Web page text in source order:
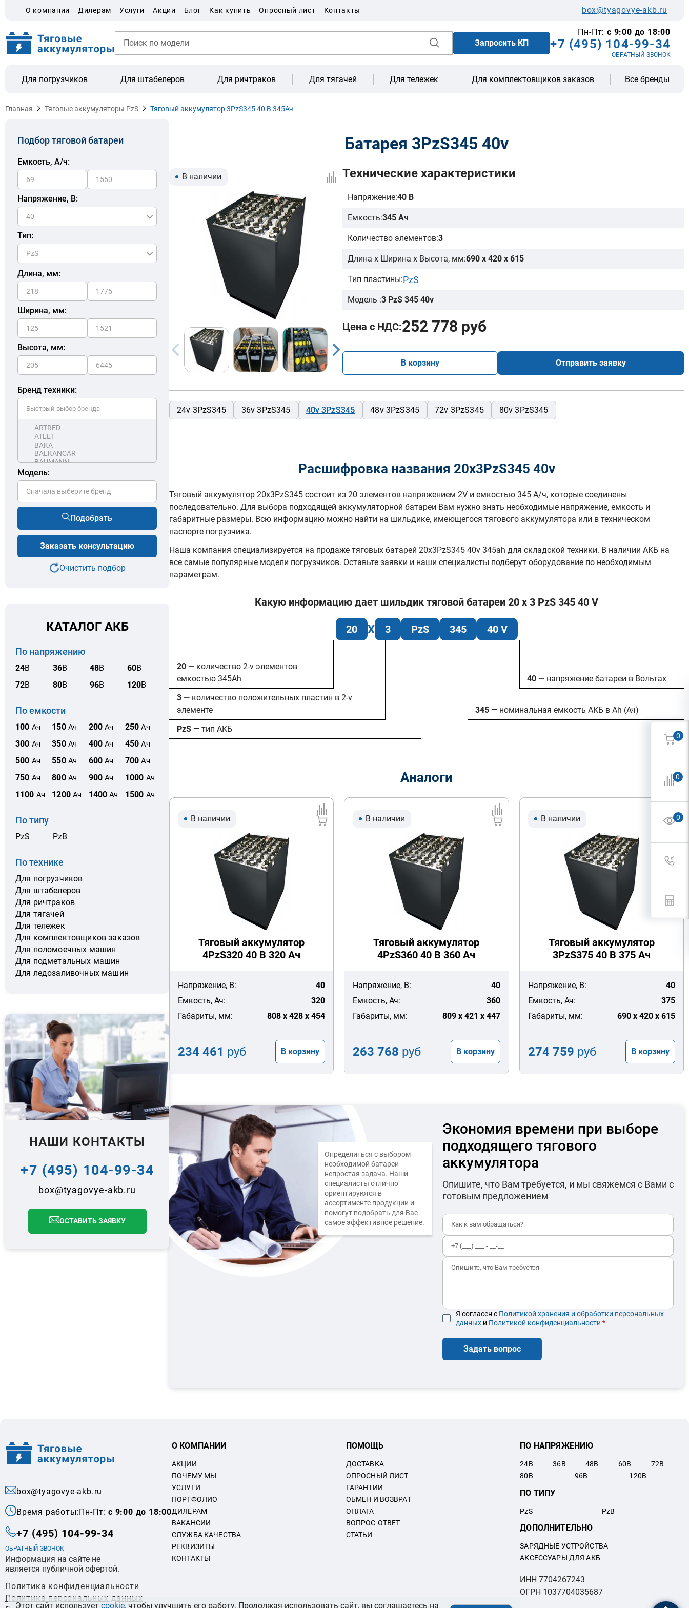
О компании Дилерам Услуги Акции Блог Как купить Опросный лист Контакты box@tyagovye-akb.ru
Запросить КП
Пн-Пт: с 9:00 до 18:00
+7 (495) 104-99-34
ОБРАТНЫЙ ЗВОНОК
Для погрузчиков Для штабелеров Для ричтраков Для тягачей Для тележек Для комплектовщиков заказов Все бренды
Главная Тяговые аккумуляторы PzS Тяговый аккумулятор 3PzS345 40 В 345Ач
Подбор тяговой батареи
Емкость, A/ч:
Напряжение, В:
Тип:
Длина, мм:
Ширина, мм:
Высота, мм:
Бренд техники:
Модель:
Сначала выберите бренд
Подобрать
Заказать консультацию
Очистить подбор
КАТАЛОГ АКБ
По напряжению
24В 36В 48В 60В
72В 80В 96В 120В
По емкости
100 Ач 150Ач 200Ач 250 Ач
300 Ач 350Ач 400Ач 450 Ач
500 Ач 550Ач 600Ач 700 Ач
750 Ач 800Ач 900Ач 1000 Ач
1100 Ач 1200Ач 1400 Ач 1500 Ач
По типу
PzS PzB
По технике
Для погрузчиков
Для штабелеров
Для ричтраков
Для тягачей
Для тележек
Для комплектовщиков заказов
Для поломоечных машин
Для подметальных машин
Для ледозаливочных машин
НАШИ КОНТАКТЫ
+7 (495) 104-99-34
box@tyagovye-akb.ru
ОСТАВИТЬ ЗАЯВКУ
Батарея 3PzS345 40v
В наличии Технические характеристики
Напряжение:40 В
Емкость:345 Ач
Количество элементов:3
Длина х Ширина х Высота, мм:690 x 420 x 615
Тип пластины:PzS
Модель :3 PzS 345 40v
Цена с НДС:252 778 руб
В корзину Отправить заявку
24v 3PzS345 36v 3PzS345 40v 3PzS345 48v 3PzS345 72v 3PzS345 80v 3PzS345
Расшифровка названия 20х3PzS345 40v
Тяговый аккумулятор 20x3PzS345 состоит из 20 элементов напряжением 2V и емкостью 345 А/ч, которые соединены
последовательно. Для выбора подходящей аккумуляторной батареи Вам нужно знать необходимые напряжение, емкость и
габаритные размеры. Всю информацию можно найти на шильдике, имеющегося тягового аккумулятора или в техническом
паспорте погрузчика.
Наша компания специализируется на продаже тяговых батарей 20х3PzS345 40v 345ah для складской техники. В наличии АКБ на
все самые популярные модели погрузчиков. Оставьте заявки и наши специалисты подберут оборудование по необходимым
параметрам.
Какую информацию дает шильдик тяговой батареи 20 x 3 PzS 345 40 V
20 3 PzS 345 40 V
20 — количество 2-v элементов
емкостью 345Ah
40 — напряжение батареи в Вольтах
3 — количество положительных пластин в 2-v
элементе
345 — номинальная емкость АКБ в Ah (Ач)
PzS — тип АКБ
Аналоги
В наличии
Тяговый аккумулятор
4PzS320 40 В 320 Ач
Напряжение, В:
40
Емкость, Ач:
320
Габариты, мм:
808 x 428 x 454
234 461 руб В корзину
В наличии
Тяговый аккумулятор
4PzS360 40 В 360 Ач
Напряжение, В:
40
Емкость, Ач:
360
Габариты, мм:
809 x 421 x 447
263 768 руб В корзину
В наличии
Тяговый аккумулятор
3PzS375 40 В 375 Ач
Напряжение, В:
40
Емкость, Ач:
375
Габариты, мм:
690 x 420 x 615
274 759 руб В корзину
Определиться с выбором
необходимой батареи –
непростая задача. Наши
специалисты отлично
ориентируются в
ассортименте продукции и
помогут подобрать для Вас
самое эффективное решение.
Экономия времени при выборе
подходящего тягового
аккумулятора
Опишите, что Вам требуется, и мы свяжемся с Вами с
готовым предложением
Я согласен с Политикой хранения и обработки персональных
данных и Политикой конфиденциальности *
Задать вопрос
box@tyagovye-akb.ru
Время работы:Пн-Пт:с 9:00 до 18:00
+7 (495) 104-99-34
ОБРАТНЫЙ ЗВОНОК
Информация на сайте не
является публичной офертой.
Политика конфиденциальности
Политикa персональных данных
О КОМПАНИИ
АКЦИИ
ПОЧЕМУ МЫ
УСЛУГИ
ПОРТФОЛИО
ДИЛЕРАМ
ВАКАНСИИ
СЛУЖБА КАЧЕСТВА
РЕКВИЗИТЫ
КОНТАКТЫ
ПОМОЩЬ
ДОСТАВКА
ОПРОСНЫЙ ЛИСТ
ГАРАНТИИ
ОБМЕН И ВОЗВРАТ
ОПЛАТА
ВОПРОС-ОТВЕТ
СТАТЬИ
ПО НАПРЯЖЕНИЮ
24В 36В 48В 60В 72В
80В 96В 120В
ПО ТИПУ
PzS PzB
ДОПОЛНИТЕЛЬНО
ЗАРЯДНЫЕ УСТРОЙСТВА
АКСЕССУАРЫ ДЛЯ АКБ
ИНН 7704267243
ОГРН 1037704035687
0
0
0
Этот сайт использует cookie, чтобы улучшить его работу. Продолжая использовать сайт, вы соглашаетесь на